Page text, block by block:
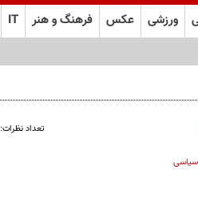
ورزشی عکس فرهنگ و هنر IT
تعداد نظرات:
سیاسی